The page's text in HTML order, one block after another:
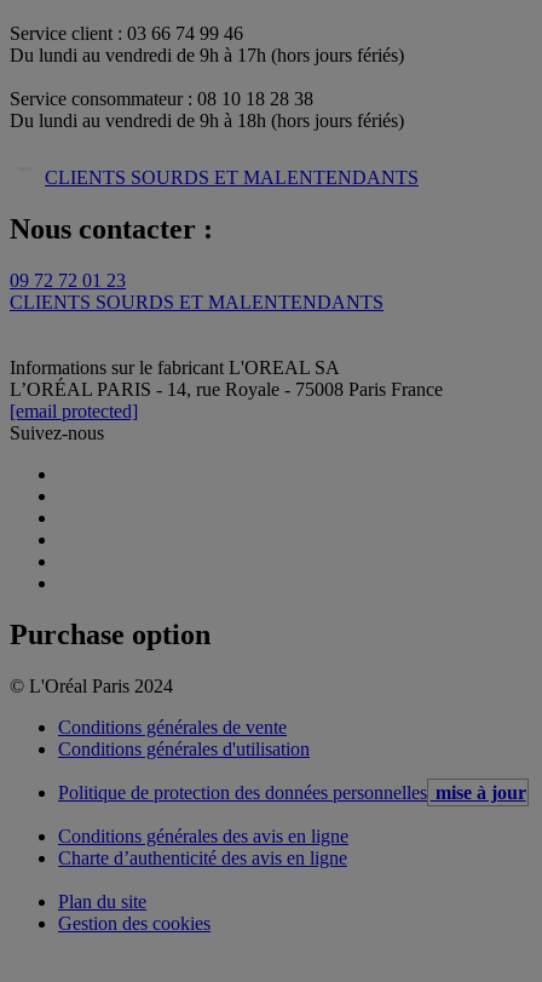
Service client : 03 66 74 99 46
Du lundi au vendredi de 9h à 17h (hors jours fériés)​
Service consommateur : 08 10 18 28 38
Du lundi au vendredi de 9h à 18h (hors jours fériés)
CLIENTS SOURDS ET MALENTENDANTS
Nous contacter :
09 72 72 01 23
CLIENTS SOURDS ET MALENTENDANTS
Informations sur le fabricant L'OREAL SA
L’ORÉAL PARIS - 14, rue Royale - 75008 Paris France
[email protected]
Suivez-nous
Purchase option
© L'Oréal Paris 2024
Conditions générales de vente
Conditions générales d'utilisation
Politique de protection des données personnelles mise à jour
Conditions générales des avis en ligne
Charte d’authenticité des avis en ligne
Plan du site
Gestion des cookies